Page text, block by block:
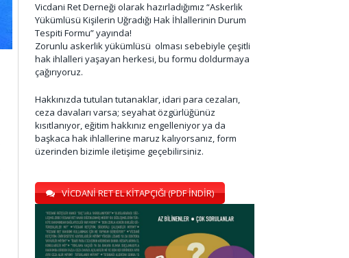
Vicdani Ret Derneği olarak hazırladığımız “Askerlik
Yükümlüsü Kişilerin Uğradığı Hak İhlallerinin Durum
Tespiti Formu” yayında!
Zorunlu askerlik yükümlüsü olması sebebiyle çeşitli
hak ihlalleri yaşayan herkesi, bu formu doldurmaya
çağırıyoruz.
Hakkınızda tutulan tutanaklar, idari para cezaları,
ceza davaları varsa; seyahat özgürlüğünüz
kısıtlanıyor, eğitim hakkınız engelleniyor ya da
başkaca hak ihlallerine maruz kalıyorsanız, form
üzerinden bizimle iletişime geçebilirsiniz.
VİCDANİ RET EL KİTAPÇIĞI (PDF İNDİR)